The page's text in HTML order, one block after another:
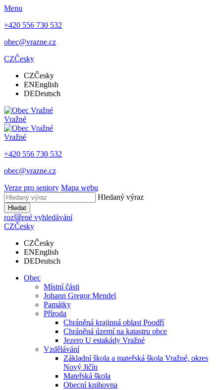
Menu
+420 556 730 532
obec@vrazne.cz
CZČesky
CZČesky
ENEnglish
DEDeutsch
Vražné
Vražné
+420 556 730 532
obec@vrazne.cz
Verze pro seniory Mapa webu
Hledaný výraz
Hledat
rozšířené vyhledávání
CZČesky
CZČesky
ENEnglish
DEDeutsch
Obec
Místní části
Johann Gregor Mendel
Památky
Příroda
Chráněná krajinná oblast Poodří
Chráněná území na katastru obce
Jezero U estakády Vražné
Vzdělávání
Základní škola a mateřská škola Vražné, okres
Nový Jičín
Mateřská škola
Obecní knihovna